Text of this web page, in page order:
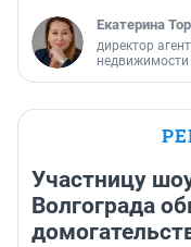
Екатерина
директор
недвижимости
Участницу
Волгограда